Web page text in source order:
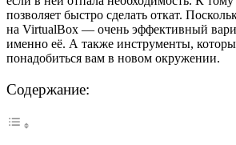
позволяет быстро сделать откат.
на VirtualBox — очень эффективный
именно её. А также инструменты,
понадобиться вам в новом окружении.
Содержание: